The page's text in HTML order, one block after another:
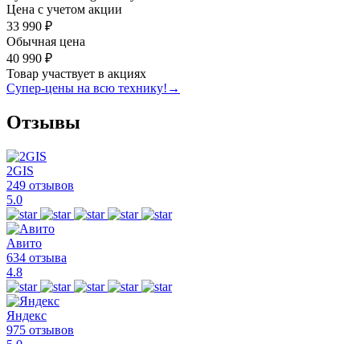
Цена с учетом акции
33 990 ₽
Обычная цена
40 990 ₽
Товар участвует в акциях
Супер-цены на всю технику! →
Отзывы
2GIS
249 отзывов
5.0
Авито
634 отзыва
4.8
Яндекс
975 отзывов